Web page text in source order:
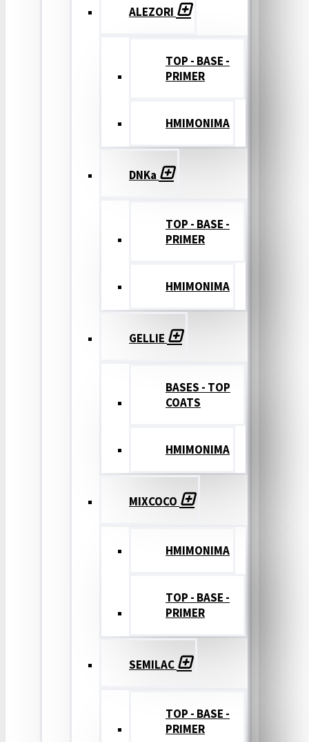
ALEZORI
TOP - BASE -
PRIMER
ΗΜΙΜΟΝΙΜΑ
DNKa
TOP - BASE -
PRIMER
ΗΜΙΜΟΝΙΜΑ
GELLIE
BASES - TOP
COATS
ΗΜΙΜΟΝΙΜΑ
MIXCOCO
HMIMONIMA
TOP - BASE -
PRIMER
SEMILAC
TOP - BASE -
PRIMER